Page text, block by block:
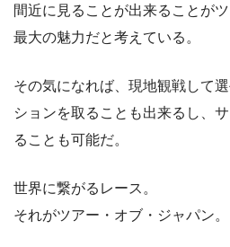
間近に見ることが出来ることが
最大の魅力だと考えている。
その気になれば、現地観戦して
ションを取ることも出来るし、
ることも可能だ。
世界に繋がるレース。
それがツアー・オブ・ジャパン。